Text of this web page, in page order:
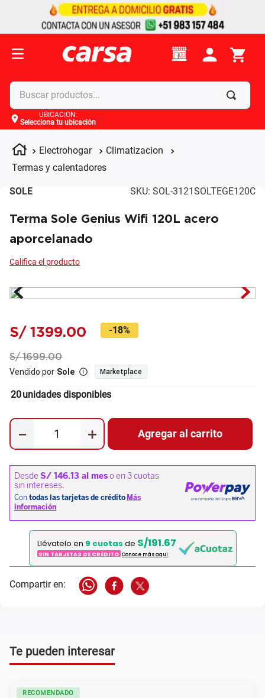
Buscar productos...
UBICACIÓN:
Selecciona tu ubicación
Electrohogar
Climatizacion
Termas y calentadores
SOLE SKU: SOL-3121SOLTEGE120C
Terma Sole Genius Wifi 120L acero
aporcelanado
S/ 1399.00 -18%
S/ 1699.00
Vendido por Sole Marketplace
20unidades disponibles
＋
－ Agregar al carrito
Llévatelo en 9 cuotas de S/191.67
SIN TARJETAS DE CRÉDITO Conoce más aqui
Te pueden interesar
RECOMENDADO
Términos más buscados
celulares
2.
moto
3